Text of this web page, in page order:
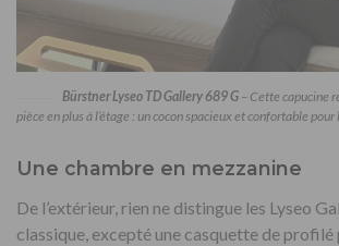
Bürstner Lyseo TD Gallery 689 G – Cette capucine
pièce en plus à l’étage : un cocon spacieux et confortable pour
Une chambre en mezzanine
De l’extérieur, rien ne distingue les Lyseo
classique, excepté une casquette de profilé